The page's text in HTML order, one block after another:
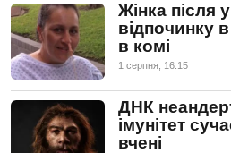
Жінка після
відпочинку в
в комі
1 серпня, 16:15
ДНК
імунітет
вчені